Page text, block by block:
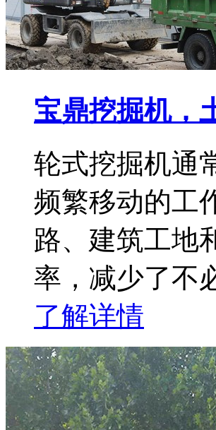
宝鼎挖掘机，
轮式挖掘机通
频繁移动的工
路、建筑工地
率，减少了不
了解详情